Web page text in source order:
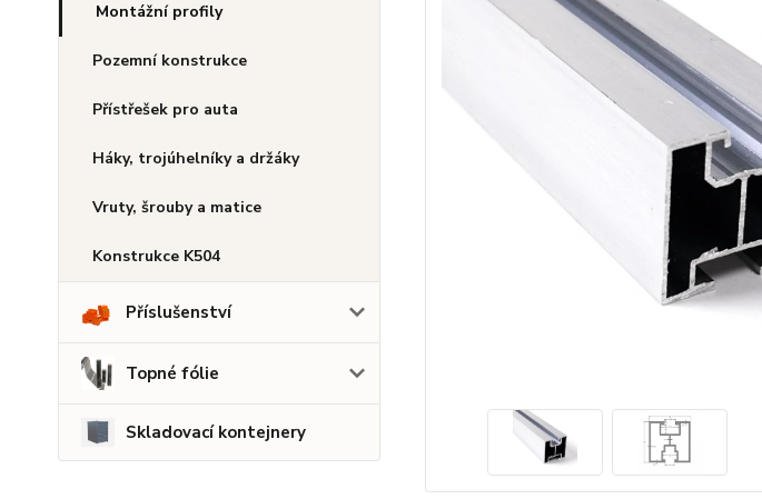
Montážní profily
Pozemní konstrukce
Přístřešek pro auta
Háky, trojúhelníky a držáky
Vruty, šrouby a matice
Konstrukce K504
Příslušenství
Topné fólie
Skladovací kontejnery